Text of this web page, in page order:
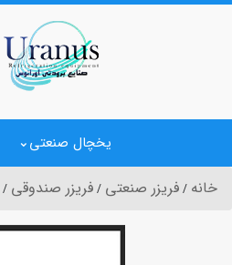
یخچال صنعتی
خانه فریزر صنعتی فریزر صندوقی